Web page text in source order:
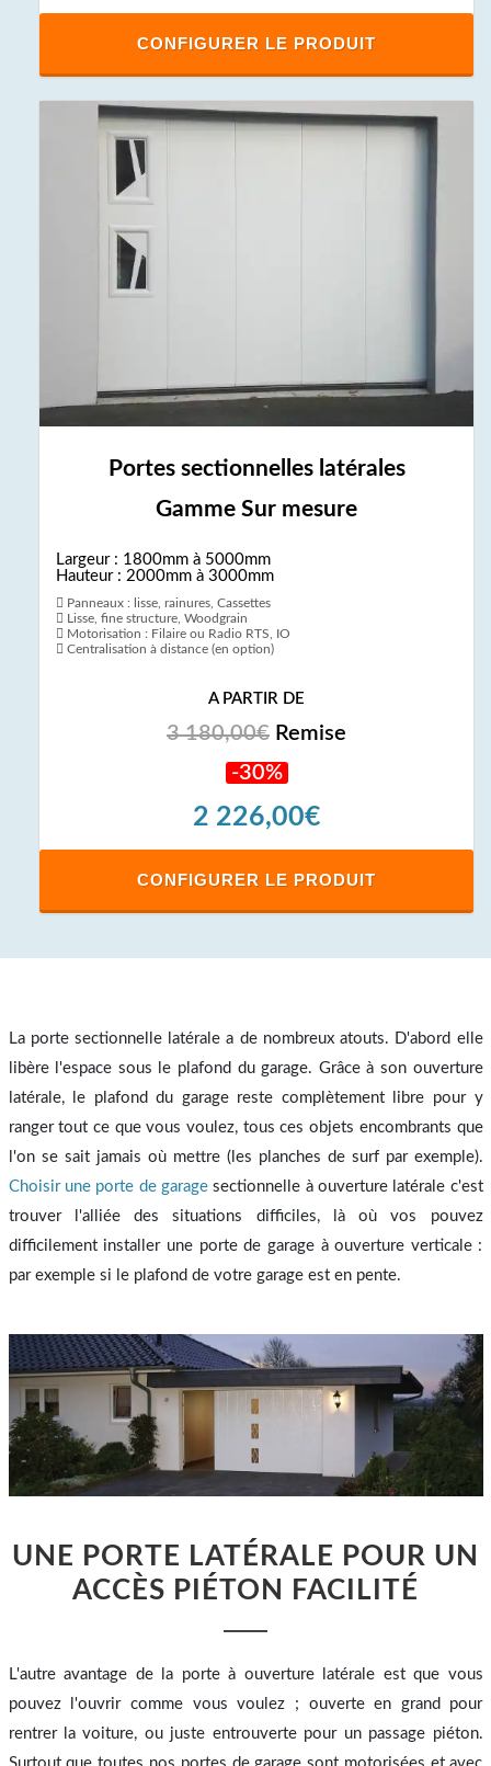
CONFIGURER LE PRODUIT
Portes sectionnelles latérales
Gamme Sur mesure
Largeur : 1800mm à 5000mm
Hauteur : 2000mm à 3000mm
Panneaux : lisse, rainures, Cassettes
Lisse, fine structure, Woodgrain
Motorisation : Filaire ou Radio RTS, IO
Centralisation à distance (en option)
A PARTIR DE
3 180,00€ Remise
-30%
2 226,00€
CONFIGURER LE PRODUIT
La porte sectionnelle latérale a de nombreux atouts. D'abord elle
libère l'espace sous le plafond du garage. Grâce à son ouverture
latérale, le plafond du garage reste complètement libre pour y
ranger tout ce que vous voulez, tous ces objets encombrants que
l'on se sait jamais où mettre (les planches de surf par exemple).
Choisir une porte de garagesectionnelle à ouverture latérale c'est
trouver l'alliée des situations difficiles, là où vos pouvez
difficilement installer une porte de garage à ouverture verticale :
par exemple si le plafond de votre garage est en pente.
UNE PORTE LATÉRALE POUR UN
ACCÈS PIÉTON FACILITÉ
L'autre avantage de la porte à ouverture latérale est que vous
pouvez l'ouvrir comme vous voulez ; ouverte en grand pour
rentrer la voiture, ou juste entrouverte pour un passage piéton.